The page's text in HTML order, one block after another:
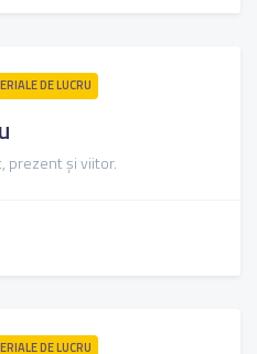
DE LUCRU
prezent și viitor.
DE LUCRU